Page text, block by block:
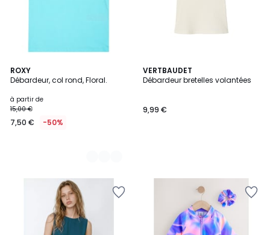
ROXY
Débardeur, col rond, Floral.
à partir de
15,00 €
7,50 € -50%
3
Couleurs
VERTBAUDET
Débardeur bretelles volantées
9,99 €